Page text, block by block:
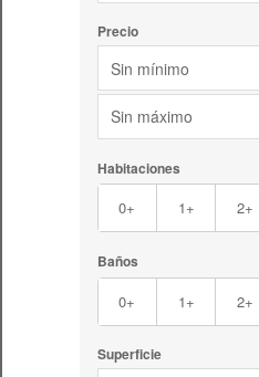
Precio
Sin mínimo
Sin máximo
Habitaciones
0+ 1+ 2+
Baños
0+ 1+ 2+
Superficie